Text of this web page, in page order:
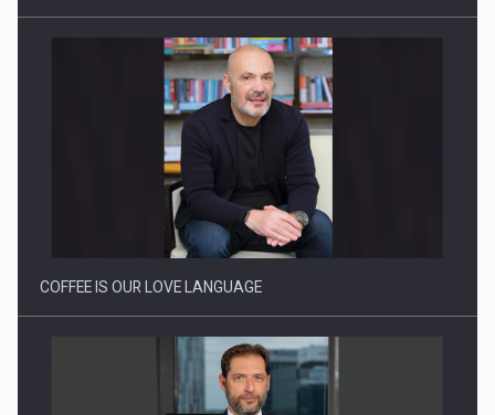
Proteinmaxxing and the Future of Protein Demand
COFFEE IS OUR LOVE LANGUAGE